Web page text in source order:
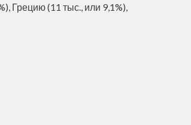
Грецию (11 тыс., или 9,1%),